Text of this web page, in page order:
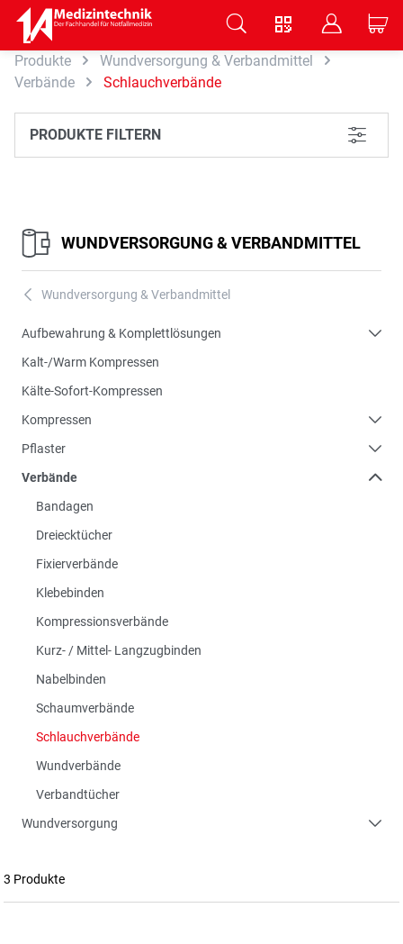
Zum Hauptinhalt springen
V B C
Produkte
Wundversorgung & Verbandmittel
Verbände
Schlauchverbände
PRODUKTE FILTERN L
WUNDVERSORGUNG & VERBANDMITTEL
A Wundversorgung & Verbandmittel
Aufbewahrung & Komplettlösungen
Kalt-/Warm Kompressen
Kälte-Sofort-Kompressen
Kompressen
Pflaster
Verbände
Bandagen
Dreiecktücher
Fixierverbände
Klebebinden
Kompressionsverbände
Kurz- / Mittel- Langzugbinden
Nabelbinden
Schaumverbände
Schlauchverbände
Wundverbände
Verbandtücher
Wundversorgung
3 Produkte